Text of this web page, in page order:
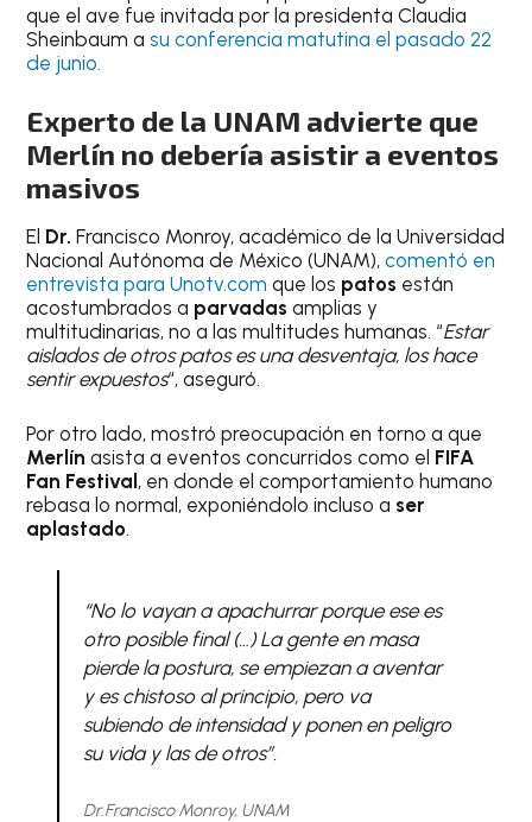
que el ave fue invitada por la presidenta Claudia
Sheinbaum asu conferencia matutina el pasado 22
de junio.
Experto de la UNAM advierte que
Merlín no debería asistir a eventos
masivos
El Dr. Francisco Monroy, académico de la Universidad
Nacional Autónoma de México (UNAM),comentó en
entrevista para Unotv.com que los patos están
acostumbrados a parvadas amplias y
multitudinarias, no a las multitudes humanas. “Estar
aislados de otros patos es una desventaja, los hace
sentir expuestos“, aseguró.
Por otro lado, mostró preocupación en torno a que
Merlín asista a eventos concurridos como el FIFA
Fan Festival, en donde el comportamiento humano
rebasa lo normal, exponiéndolo incluso a ser
aplastado.
“No lo vayan a apachurrar porque ese es
otro posible final (…) La gente en masa
pierde la postura, se empiezan a aventar
y es chistoso al principio, pero va
subiendo de intensidad y ponen en peligro
su vida y las de otros”.
Dr.Francisco Monroy, UNAM